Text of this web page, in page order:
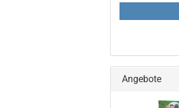
Angebote